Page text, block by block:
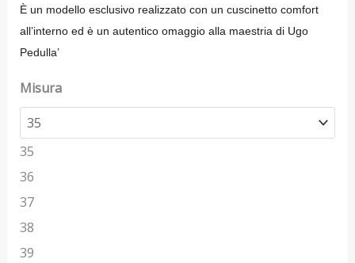
È un modello esclusivo realizzato con un cuscinetto comfort
all’interno ed èun autentico omaggio alla maestria di Ugo
Pedulla’
Misura
35
36
37
38
39